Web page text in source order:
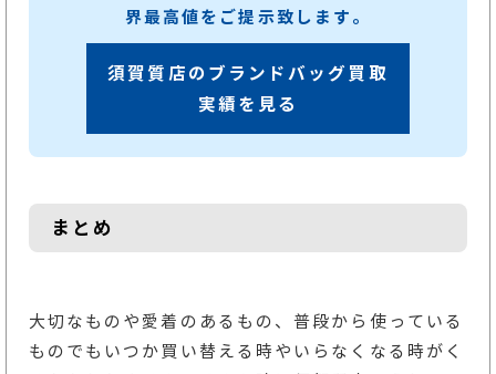
界最高値をご提示致します。
須賀質店のブランドバッグ買取
実績を見る
まとめ
大切なものや愛着のあるもの、普段から使っている
ものでもいつか買い替える時やいらなくなる時がく